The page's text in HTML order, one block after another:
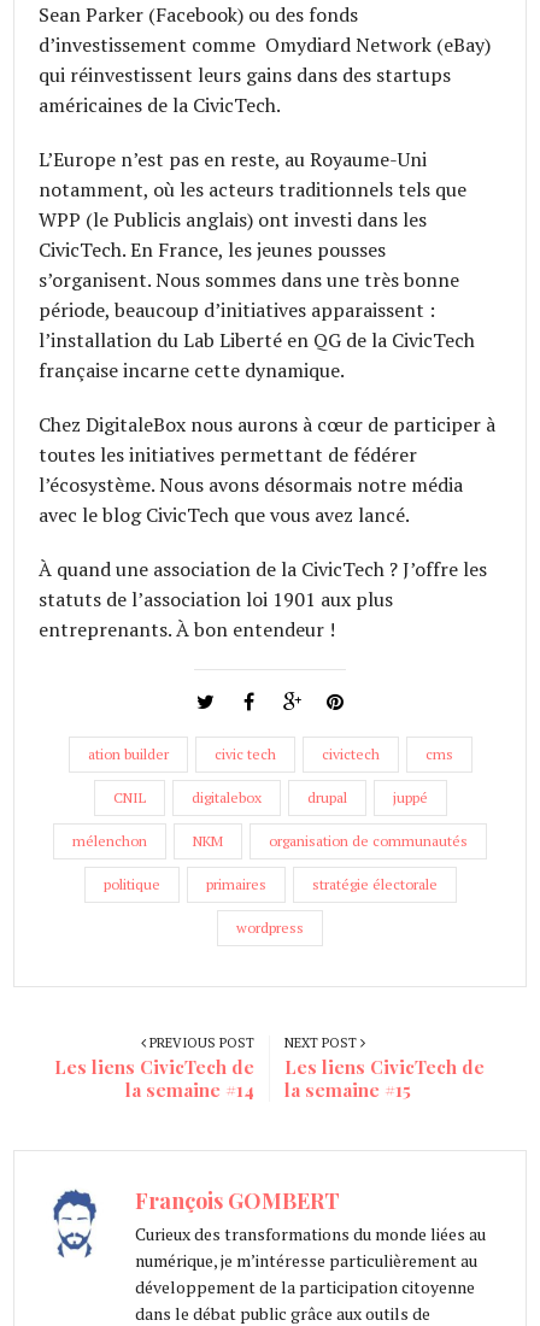
Sean Parker (Facebook) ou des fonds
d’investissement comme Omydiard Network (eBay)
qui réinvestissent leurs gains dans des startups
américaines de la CivicTech.
L’Europe n’est pas en reste, au Royaume-Uni
notamment, où les acteurs traditionnels tels que
WPP (le Publicis anglais) ont investi dans les
CivicTech. En France, les jeunes pousses
s’organisent. Nous sommes dans une très bonne
période, beaucoup d’initiatives apparaissent :
l’installation du Lab Liberté en QG de la CivicTech
française incarne cette dynamique.
Chez DigitaleBox nous aurons à cœur de participer à
toutes les initiatives permettant de fédérer
l’écosystème. Nous avons désormais notre média
avec le blog CivicTech que vous avez lancé.
À quand une association de la CivicTech ? J’offre les
statuts de l’association loi 1901 aux plus
entreprenants. À bon entendeur !
ation builder civic tech civictech cms
CNIL digitalebox drupal juppé
mélenchon NKM organisation de communautés
politique primaires stratégie électorale
wordpress
NEXT POST
Les liens CivicTech de
la semaine #15
PREVIOUS POST
Les liens CivicTech de
la semaine #14
François GOMBERT
Curieux des transformations du monde liées au
numérique, je m’intéresse particulièrement au
développement de la participation citoyenne
dans le débat public grâce aux outils de